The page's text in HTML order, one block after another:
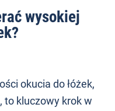
wysokiej
okucia do łóżek,
to kluczowy krok w